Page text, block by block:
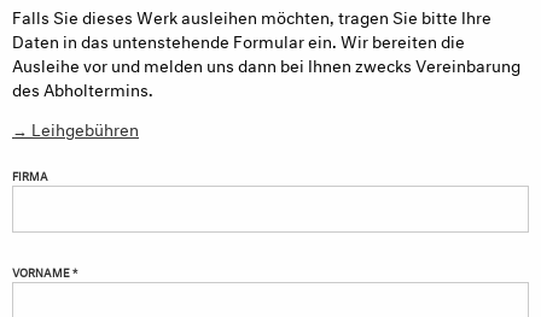
Falls Sie dieses Werk ausleihen möchten, tragen Sie bitte Ihre
Daten in das untenstehende Formular ein. Wir bereiten die
Ausleihe vor und melden uns dann bei Ihnen zwecks Vereinbarung
des Abholtermins.
→ Leihgebühren
FIRMA
VORNAME *